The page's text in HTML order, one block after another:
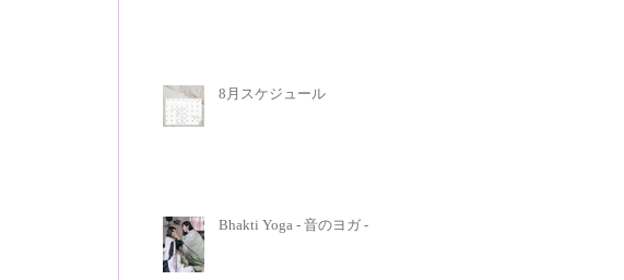
8月スケジュール
Bhakti Yoga - 音のヨガ -